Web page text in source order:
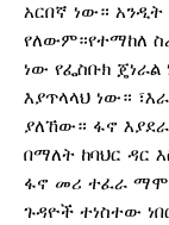
አርበኛ ነው።
የለውም።የተማከለ
ነው የፌስቡክ ጄነራል
እያጥላላህ ነው።
ያለኸው። ፋኖ
በማለት ከባህር ዳር
ፋኖ መሪ ተፈራ ማሞ
ጉዳዮች ተነስተው